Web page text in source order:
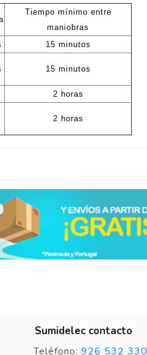
Tiempo mínimo entre
maniobras
15 minutos
15 minutos
2 horas
2 horas
Sumidelec contacto
Teléfono: 926 532 330